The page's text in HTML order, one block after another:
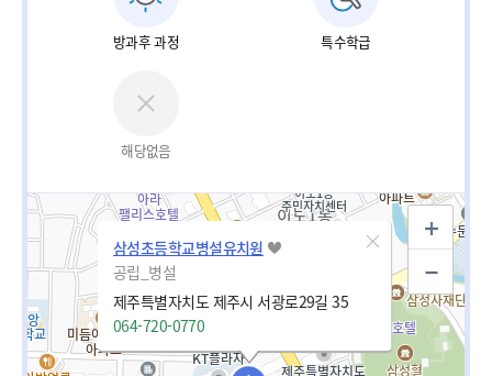
방과후 과정 특수학급
해당없음
삼성초등학교병설유치원
공립_병설
제주특별자치도 제주시 서광로29길 35
064-720-0770